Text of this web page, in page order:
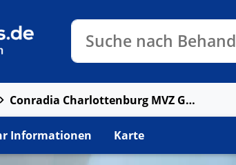
Suche nach
Conradia Charlottenburg MVZ GmbH
Informationen Karte